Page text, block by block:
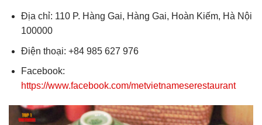
Địa chỉ: 110 P. Hàng Gai, Hàng Gai, Hoàn Kiếm, Hà Nội
100000
Điện thoại: +84 985 627 976
Facebook:
https://www.facebook.com/metvietnameserestaurant